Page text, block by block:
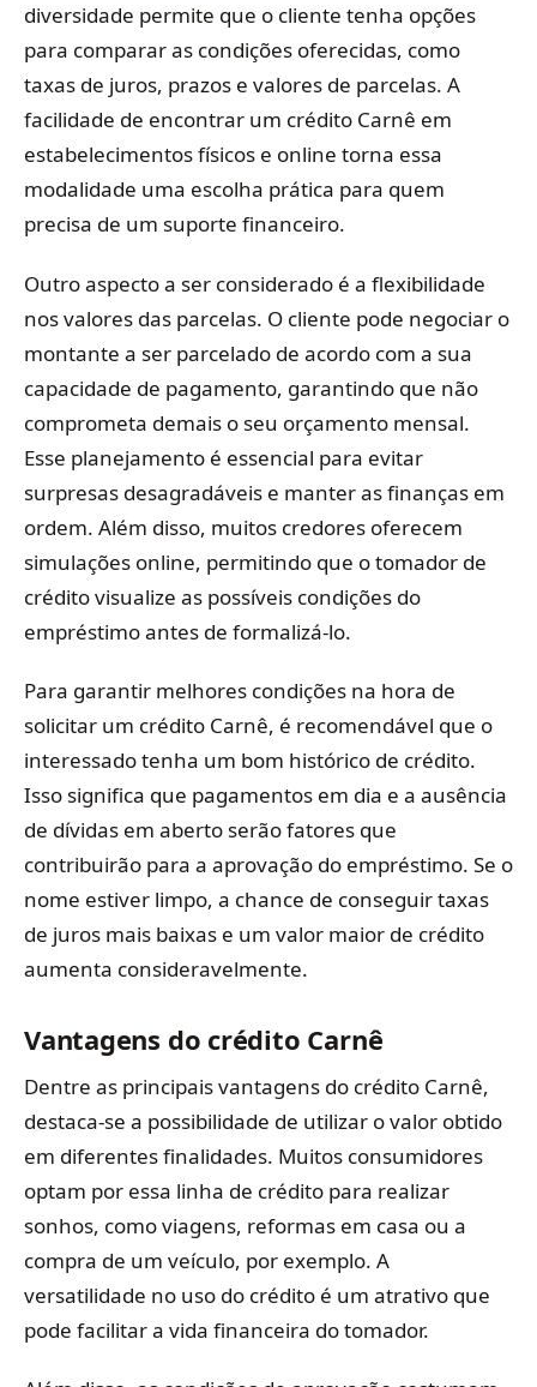
diversidade permite que o cliente tenha opções
para comparar as condições oferecidas, como
taxas de juros, prazos e valores de parcelas. A
facilidade de encontrar um crédito Carnê em
estabelecimentos físicos e online torna essa
modalidade uma escolha prática para quem
precisa de um suporte financeiro.
Outro aspecto a ser considerado é a flexibilidade
nos valores das parcelas. O cliente pode negociar o
montante a ser parcelado de acordo com a sua
capacidade de pagamento, garantindo que não
comprometa demais o seu orçamento mensal.
Esse planejamento é essencial para evitar
surpresas desagradáveis e manter as finanças em
ordem. Além disso, muitos credores oferecem
simulações online, permitindo que o tomador de
crédito visualize as possíveis condições do
empréstimo antes de formalizá-lo.
Para garantir melhores condições na hora de
solicitar um crédito Carnê, é recomendável que o
interessado tenha um bom histórico de crédito.
Isso significa que pagamentos em dia e a ausência
de dívidas em aberto serão fatores que
contribuirão para a aprovação do empréstimo. Se o
nome estiver limpo, a chance de conseguir taxas
de juros mais baixas e um valor maior de crédito
aumenta consideravelmente.
Vantagens do crédito Carnê
Dentre as principais vantagens do crédito Carnê,
destaca-se a possibilidade de utilizar o valor obtido
em diferentes finalidades. Muitos consumidores
optam por essa linha de crédito para realizar
sonhos, como viagens, reformas em casa ou a
compra de um veículo, por exemplo. A
versatilidade no uso do crédito é um atrativo que
pode facilitar a vida financeira do tomador.